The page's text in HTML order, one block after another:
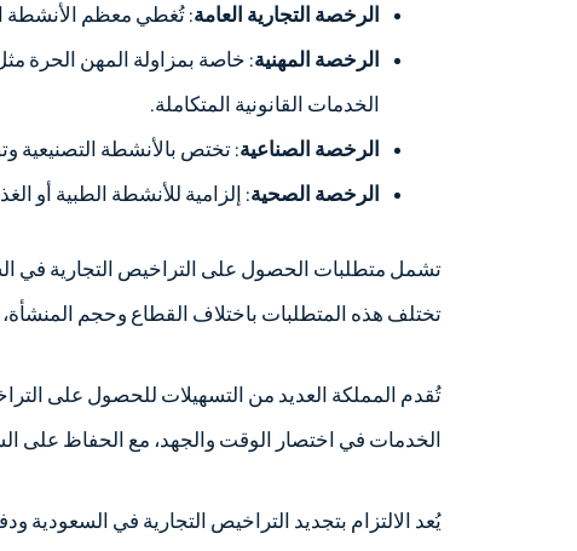
الرخصة التجارية العامة: تُغطي معظم الأنشطة
الرخصة المهنية: خاصة بمزاولة المهن الحرة
الخدمات القانونية المتكاملة.
الرخصة الصناعية: تختص بالأنشطة التصنيعية
الرخصة الصحية: إلزامية للأنشطة الطبية أو
تشمل متطلبات الحصول على التراخيص التجارية في
تختلف هذه المتطلبات باختلاف القطاع وحجم
تُقدم المملكة العديد من التسهيلات للحصول على
الخدمات في اختصار الوقت والجهد، مع الحفاظ على
يُعد الالتزام بتجديد التراخيص التجارية في السعودية